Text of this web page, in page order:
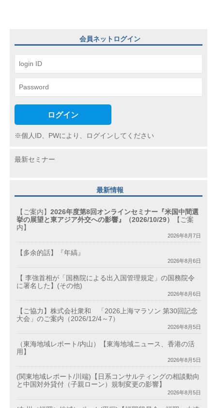
ン
会員ネットログイン
ログイン
※個人ID、PWにより、ログインしてください
最新セミナー
最新情報
【ご案内】 2026年度第8回オンラインセミナー『米国中間選
挙の展望と東アジア外交への影響』（2026/10/29）
【ご案
内】
2026年8月7日
【多余的話】『年縞』
2026年8月6日
【 李強首相が「国務院による出入国管理規定」の国務院令
に署名した】(その他)
2026年8月6日
【ご協力】株式会社衆和 「2026上海マラソン 第30回記念
大会」のご案内（2026/12/4～7）
2026年8月5日
（東海地域レポート/内山）【東海地域ニュース、香港の活
用】
2026年8月5日
(関東地域レポート/川端)【日系コンサルティングの相談動向
と中国対外貸付（子親ローン）規制変更の影響】
2026年8月5日